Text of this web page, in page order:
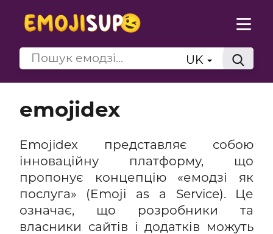
UK
emojidex
Emojidex представляє собою
інноваційну платформу, що
пропонує концепцію «емодзі як
послуга» (Emoji as a Service). Це
означає, що розробники та
власники сайтів і додатків можуть